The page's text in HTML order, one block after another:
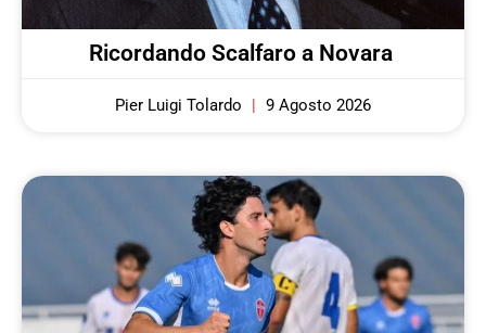
Ricordando Scalfaro a Novara
Pier Luigi Tolardo 9 Agosto 2026